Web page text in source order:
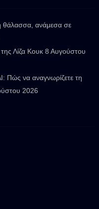
θάλασσα, ανάμεσα σε
Λίζα Κουκ 8 Αυγούστου
Πώς να αναγνωρίζετε τη
2026